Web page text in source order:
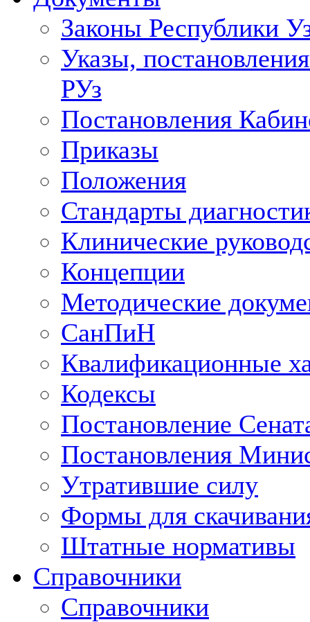
Законы Республики
Указы,
РУз
Постановления
Приказы
Положения
Стандарты
Клинические
Концепции
Методические
СанПиН
Квалификационные
Кодексы
Постановление
Постановления
Утратившие силу
Формы для
Штатные нормативы
Справочники
Справочники